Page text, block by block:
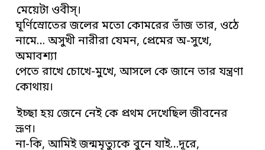
মেয়েটা ওবীস্।
ঘূর্ণিস্রোতের জলের মতো কোমরের ভাঁজ তার, ওঠে
নামে… অসুখী নারীরা যেমন, প্রেমের অ-সুখে,
অমাবশ্যা
পেতে রাখে চোখে-মুখে, আসলে কে জানে তার যন্ত্রণা
কোথায়।
ইচ্ছা হয় জেনে নেই কে প্রথম দেখেছিল জীবনের
ভ্রূণ।
না-কি, আমিই জন্মমৃত্যুকে বুনে যাই…দূরে,